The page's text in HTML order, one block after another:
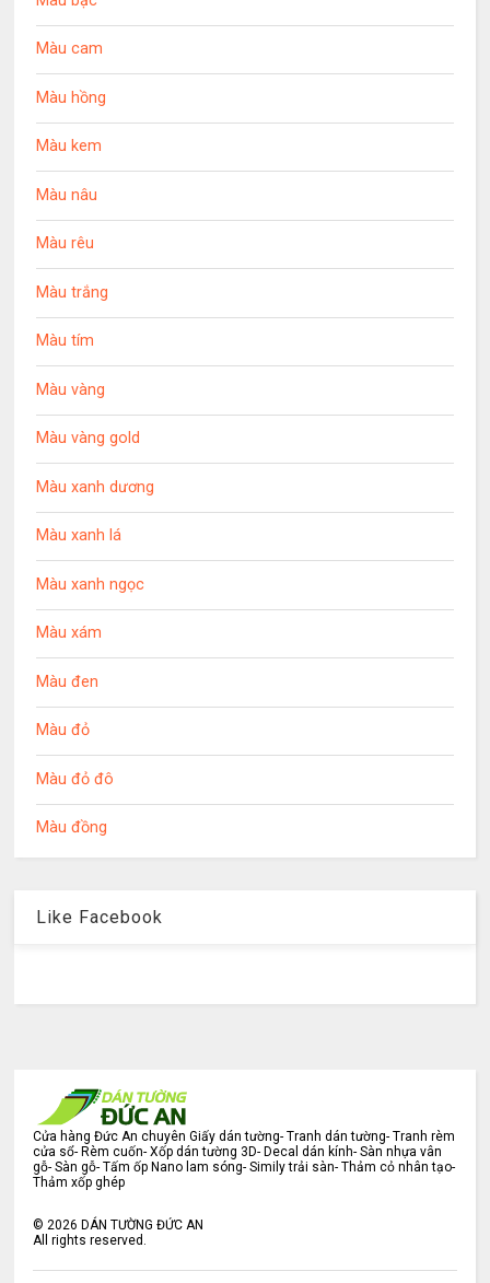
Màu cam
Màu hồng
Màu kem
Màu nâu
Màu rêu
Màu trắng
Màu tím
Màu vàng
Màu vàng gold
Màu xanh dương
Màu xanh lá
Màu xanh ngọc
Màu xám
Màu đen
Màu đỏ
Màu đỏ đô
Màu đồng
Like Facebook
Cửa hàng Đức An chuyên Giấy dán tường- Tranh dán tường- Tranh rèm
cửa sổ- Rèm cuốn- Xốp dán tường 3D- Decal dán kính- Sàn nhựa vân
gỗ- Sàn gỗ- Tấm ốp Nano lam sóng- Simily trải sàn- Thảm cỏ nhân tạo-
Thảm xốp ghép
©2026 DÁN TƯỜNG ĐỨC AN
All rights reserved.